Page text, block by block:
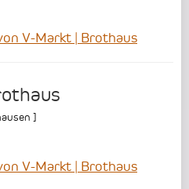
V-Markt | Brothaus
]
V-Markt | Brothaus